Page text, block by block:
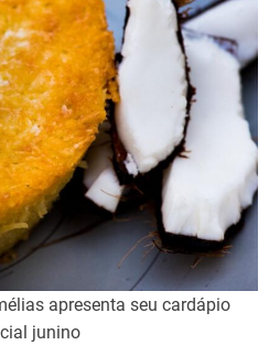
apresenta seu cardápio
junino